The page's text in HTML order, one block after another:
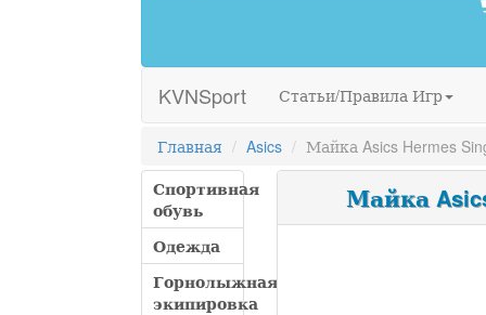
KVNSport Статьи/Правила Игр
Главная Asics
Майка Asics Hermes
Спортивная
обувь
Одежда
Горнолыжная
экипировка
Майка Asics